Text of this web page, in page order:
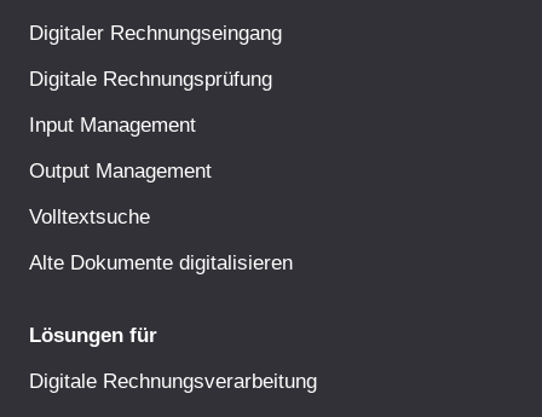
Digitaler Rechnungseingang
Digitale Rechnungsprüfung
Input Management
Output Management
Volltextsuche
Alte Dokumente digitalisieren
Lösungen für
Digitale Rechnungsverarbeitung